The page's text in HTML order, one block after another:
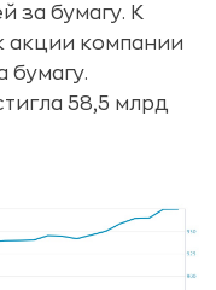
за бумагу. К
акции компании
бумагу.
58,5 млрд